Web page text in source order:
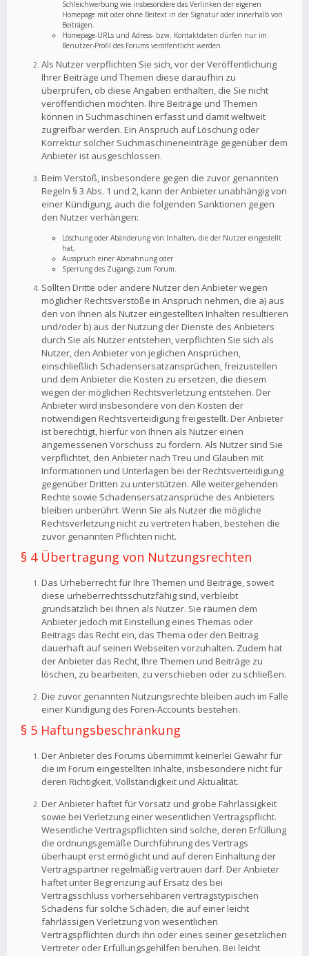
Schleichwerbung wie insbesondere das Verlinken der eigenen
Homepage mit oder ohne Beitext in der Signatur oder innerhalb von
Beiträgen.
Homepage-URLs und Adress- bzw. Kontaktdaten dürfen nur im
Benutzer-Profil des Forums veröffentlicht werden.
Als Nutzer verpflichten Sie sich, vor der Veröffentlichung
Ihrer Beiträge und Themen diese daraufhin zu
überprüfen, ob diese Angaben enthalten, die Sie nicht
veröffentlichen möchten. Ihre Beiträge und Themen
können in Suchmaschinen erfasst und damit weltweit
zugreifbar werden. Ein Anspruch auf Löschung oder
Korrektur solcher Suchmaschineneinträge gegenüber dem
Anbieter ist ausgeschlossen.
Beim Verstoß, insbesondere gegen die zuvor genannten
Regeln § 3 Abs. 1 und 2, kann der Anbieter unabhängig von
einer Kündigung, auch die folgenden Sanktionen gegen
den Nutzer verhängen:
Löschung oder Abänderung von Inhalten, die der Nutzer eingestellt
hat,
Ausspruch einer Abmahnung oder
Sperrung des Zugangs zum Forum.
Sollten Dritte oder andere Nutzer den Anbieter wegen
möglicher Rechtsverstöße in Anspruch nehmen, die a) aus
den von Ihnen als Nutzer eingestellten Inhalten resultieren
und/oder b) aus der Nutzung der Dienste des Anbieters
durch Sie als Nutzer entstehen, verpflichten Sie sich als
Nutzer, den Anbieter von jeglichen Ansprüchen,
einschließlich Schadensersatzansprüchen, freizustellen
und dem Anbieter die Kosten zu ersetzen, die diesem
wegen der möglichen Rechtsverletzung entstehen. Der
Anbieter wird insbesondere von den Kosten der
notwendigen Rechtsverteidigung freigestellt. Der Anbieter
ist berechtigt, hierfür von Ihnen als Nutzer einen
angemessenen Vorschuss zu fordern. Als Nutzer sind Sie
verpflichtet, den Anbieter nach Treu und Glauben mit
Informationen und Unterlagen bei der Rechtsverteidigung
gegenüber Dritten zu unterstützen. Alle weitergehenden
Rechte sowie Schadensersatzansprüche des Anbieters
bleiben unberührt. Wenn Sie als Nutzer die mögliche
Rechtsverletzung nicht zu vertreten haben, bestehen die
zuvor genannten Pflichten nicht.
§ 4 Übertragung von Nutzungsrechten
Das Urheberrecht für Ihre Themen und Beiträge, soweit
diese urheberrechtsschutzfähig sind, verbleibt
grundsätzlich bei Ihnen als Nutzer. Sie räumen dem
Anbieter jedoch mit Einstellung eines Themas oder
Beitrags das Recht ein, das Thema oder den Beitrag
dauerhaft auf seinen Webseiten vorzuhalten. Zudem hat
der Anbieter das Recht, Ihre Themen und Beiträge zu
löschen, zu bearbeiten, zu verschieben oder zu schließen.
Die zuvor genannten Nutzungsrechte bleiben auch im Falle
einer Kündigung des Foren-Accounts bestehen.
§ 5 Haftungsbeschränkung
Der Anbieter des Forums übernimmt keinerlei Gewähr für
die im Forum eingestellten Inhalte, insbesondere nicht für
deren Richtigkeit, Vollständigkeit und Aktualität.
Der Anbieter haftet für Vorsatz und grobe Fahrlässigkeit
sowie bei Verletzung einer wesentlichen Vertragspflicht.
Wesentliche Vertragspflichten sind solche, deren Erfüllung
die ordnungsgemäße Durchführung des Vertrags
überhaupt erst ermöglicht und auf deren Einhaltung der
Vertragspartner regelmäßig vertrauen darf. Der Anbieter
haftet unter Begrenzung auf Ersatz des bei
Vertragsschluss vorhersehbaren vertragstypischen
Schadens für solche Schäden, die auf einer leicht
fahrlässigen Verletzung von wesentlichen
Vertragspflichten durch ihn oder eines seiner gesetzlichen
Vertreter oder Erfüllungsgehilfen beruhen. Bei leicht